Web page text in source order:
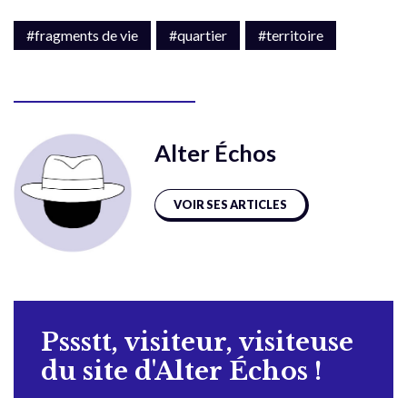
#fragments de vie #quartier #territoire
Alter Échos
VOIR SES ARTICLES
Pssstt, visiteur, visiteuse
du site d'Alter Échos !